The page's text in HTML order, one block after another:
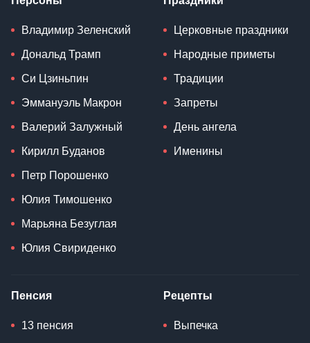
Владимир Зеленский
Дональд Трамп
Си Цзиньпин
Эммануэль Макрон
Валерий Залужный
Кирилл Буданов
Петр Порошенко
Юлия Тимошенко
Марьяна Безуглая
Юлия Свириденко
Церковные праздники
Народные приметы
Традиции
Запреты
День ангела
Именины
Пенсия
13 пенсия
Рецепты
Выпечка